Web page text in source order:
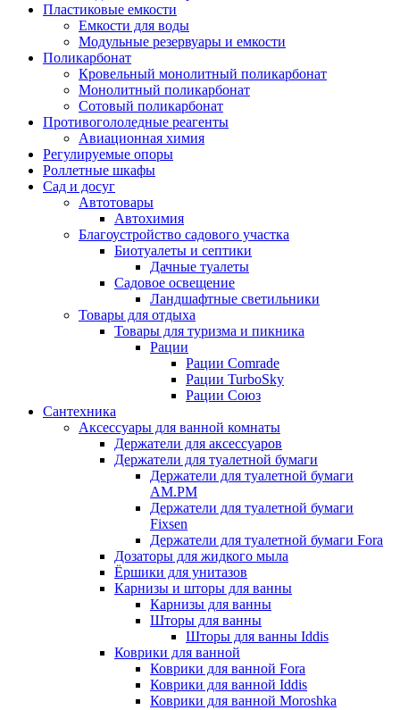
Пластиковые емкости
Емкости для воды
Модульные резервуары и емкости
Поликарбонат
Кровельный монолитный поликарбонат
Монолитный поликарбонат
Сотовый поликарбонат
Противогололедные реагенты
Авиационная химия
Регулируемые опоры
Роллетные шкафы
Сад и досуг
Автотовары
Автохимия
Благоустройство садового участка
Биотуалеты и септики
Дачные туалеты
Садовое освещение
Ландшафтные светильники
Товары для отдыха
Товары для туризма и пикника
Рации
Рации Comrade
Рации TurboSky
Рации Союз
Сантехника
Аксессуары для ванной комнаты
Держатели для аксессуаров
Держатели для туалетной бумаги
Держатели для туалетной бумаги
AM.PM
Держатели для туалетной бумаги
Fixsen
Держатели для туалетной бумаги Fora
Дозаторы для жидкого мыла
Ёршики для унитазов
Карнизы и шторы для ванны
Карнизы для ванны
Шторы для ванны
Шторы для ванны Iddis
Коврики для ванной
Коврики для ванной Fora
Коврики для ванной Iddis
Коврики для ванной Moroshka